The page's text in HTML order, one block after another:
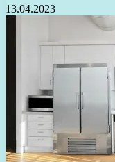
13.04.2023